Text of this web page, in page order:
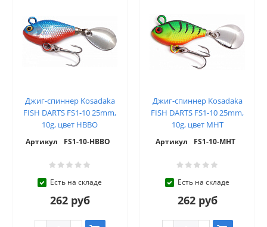
Джиг-спиннер Kosadaka
FISH DARTS FS1-10 25mm,
10g, цвет HBBO
Артикул FS1-10-HBBO
Есть на складе
262 руб
Джиг-спиннер Kosadaka
FISH DARTS FS1-10 25mm,
10g, цвет MHT
Артикул FS1-10-MHT
Есть на складе
262 руб